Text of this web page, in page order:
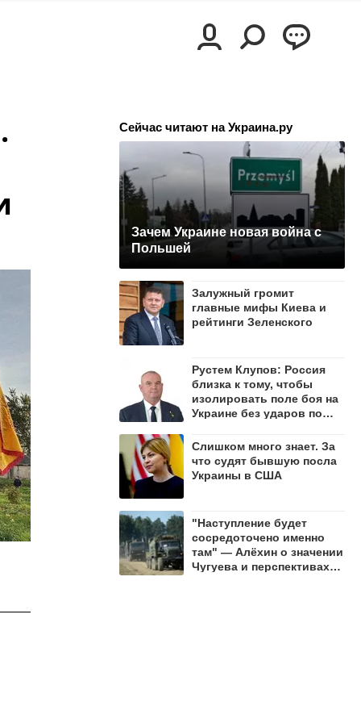
Сейчас читают на Украина.ру
Зачем Украине новая война с
Польшей
Залужный громит
главные мифы Киева и
рейтинги Зеленского
Рустем Клупов: Россия
близка к тому, чтобы
изолировать поле боя на
Украине без ударов по
Слишком много знает. За
что судят бывшую посла
Украины в США
"Наступление будет
сосредоточено именно
там" — Алёхин о значении
Чугуева и перспективах